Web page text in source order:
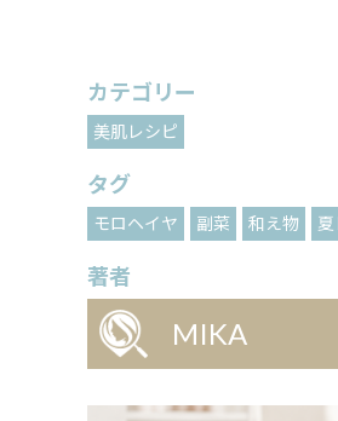
カテゴリー
美肌レシピ
タグ
モロヘイヤ 副菜 和え物
著者
MIKA